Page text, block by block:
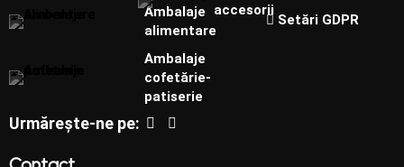
Ambalaje
alimentare
Ambalaje
cofetărie-
patiserie
accesorii
Setări GDPR
Urmărește-ne pe: